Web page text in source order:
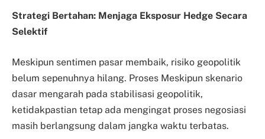
Strategi Bertahan: Menjaga Eksposur Hedge Secara
Selektif
Meskipun sentimen pasar membaik, risiko geopolitik
belum sepenuhnya hilang. Proses Meskipun skenario
dasar mengarah pada stabilisasi geopolitik,
ketidakpastian tetap ada mengingat proses negosiasi
masih berlangsung dalam jangka waktu terbatas.